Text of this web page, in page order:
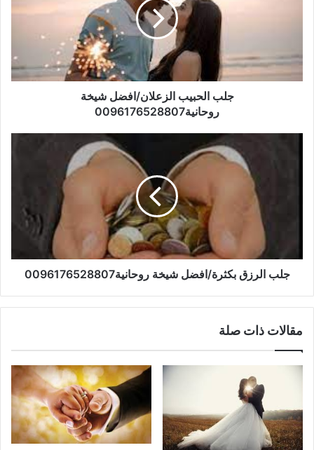
جلب الحبيب الزعلان/افضل شيخة
روحانية0096176528807
جلب الرزق بكثرة/افضل شيخة روحانية0096176528807
مقالات ذات صلة